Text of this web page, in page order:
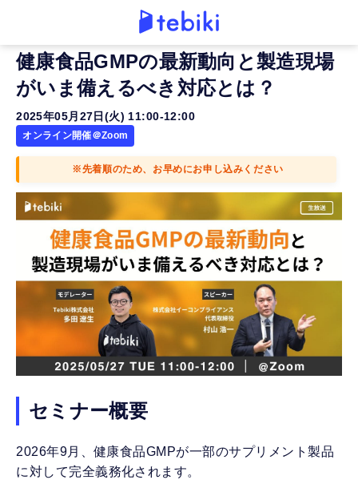
健康食品GMPの最新動向と製造現場
がいま備えるべき対応とは？
2025年05月27日(火) 11:00-12:00
オンライン開催＠Zoom
※先着順のため、お早めにお申し込みください
セミナー概要
2026年9月、健康食品GMPが一部のサプリメント製品
に対して完全義務化されます。